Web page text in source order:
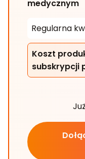
medycznym
Regularna
Koszt
subskrypcji